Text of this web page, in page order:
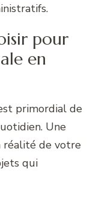
pour
en
primordial de
Une
réalité de votre
qui